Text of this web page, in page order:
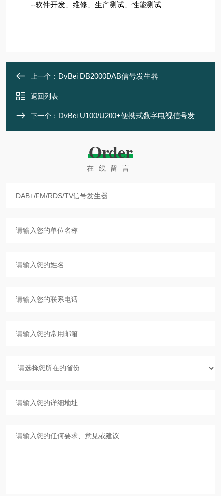
--软件开发、维修、生产测试、性能测试
上一个： DvBei DB2000DAB信号发生器
返回列表
下一个： DvBei U100/U200+便携式数字电视信号发生器
Order
在线留言